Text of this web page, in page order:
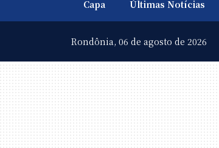
Capa Últimas Notícias
Rondônia, 06 de agosto de 2026